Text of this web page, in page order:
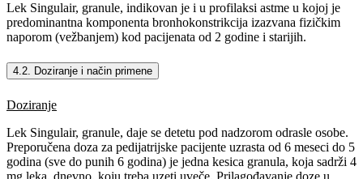
Lek Singulair, granule, indikovan je i u profilaksi astme u kojoj je
predominantna komponenta bronhokonstrikcija izazvana fizičkim
naporom (vežbanjem) kod pacijenata od 2 godine i starijih.
4.2. Doziranje i način primene
Doziranje
Lek Singulair, granule, daje se detetu pod nadzorom odrasle osobe.
Preporučena doza za pedijatrijske pacijente uzrasta od 6 meseci do 5
godina (sve do punih 6 godina) je jedna kesica granula, koja sadrži 4
mg leka, dnevno, koju treba uzeti uveče. Prilagođavanje doze u